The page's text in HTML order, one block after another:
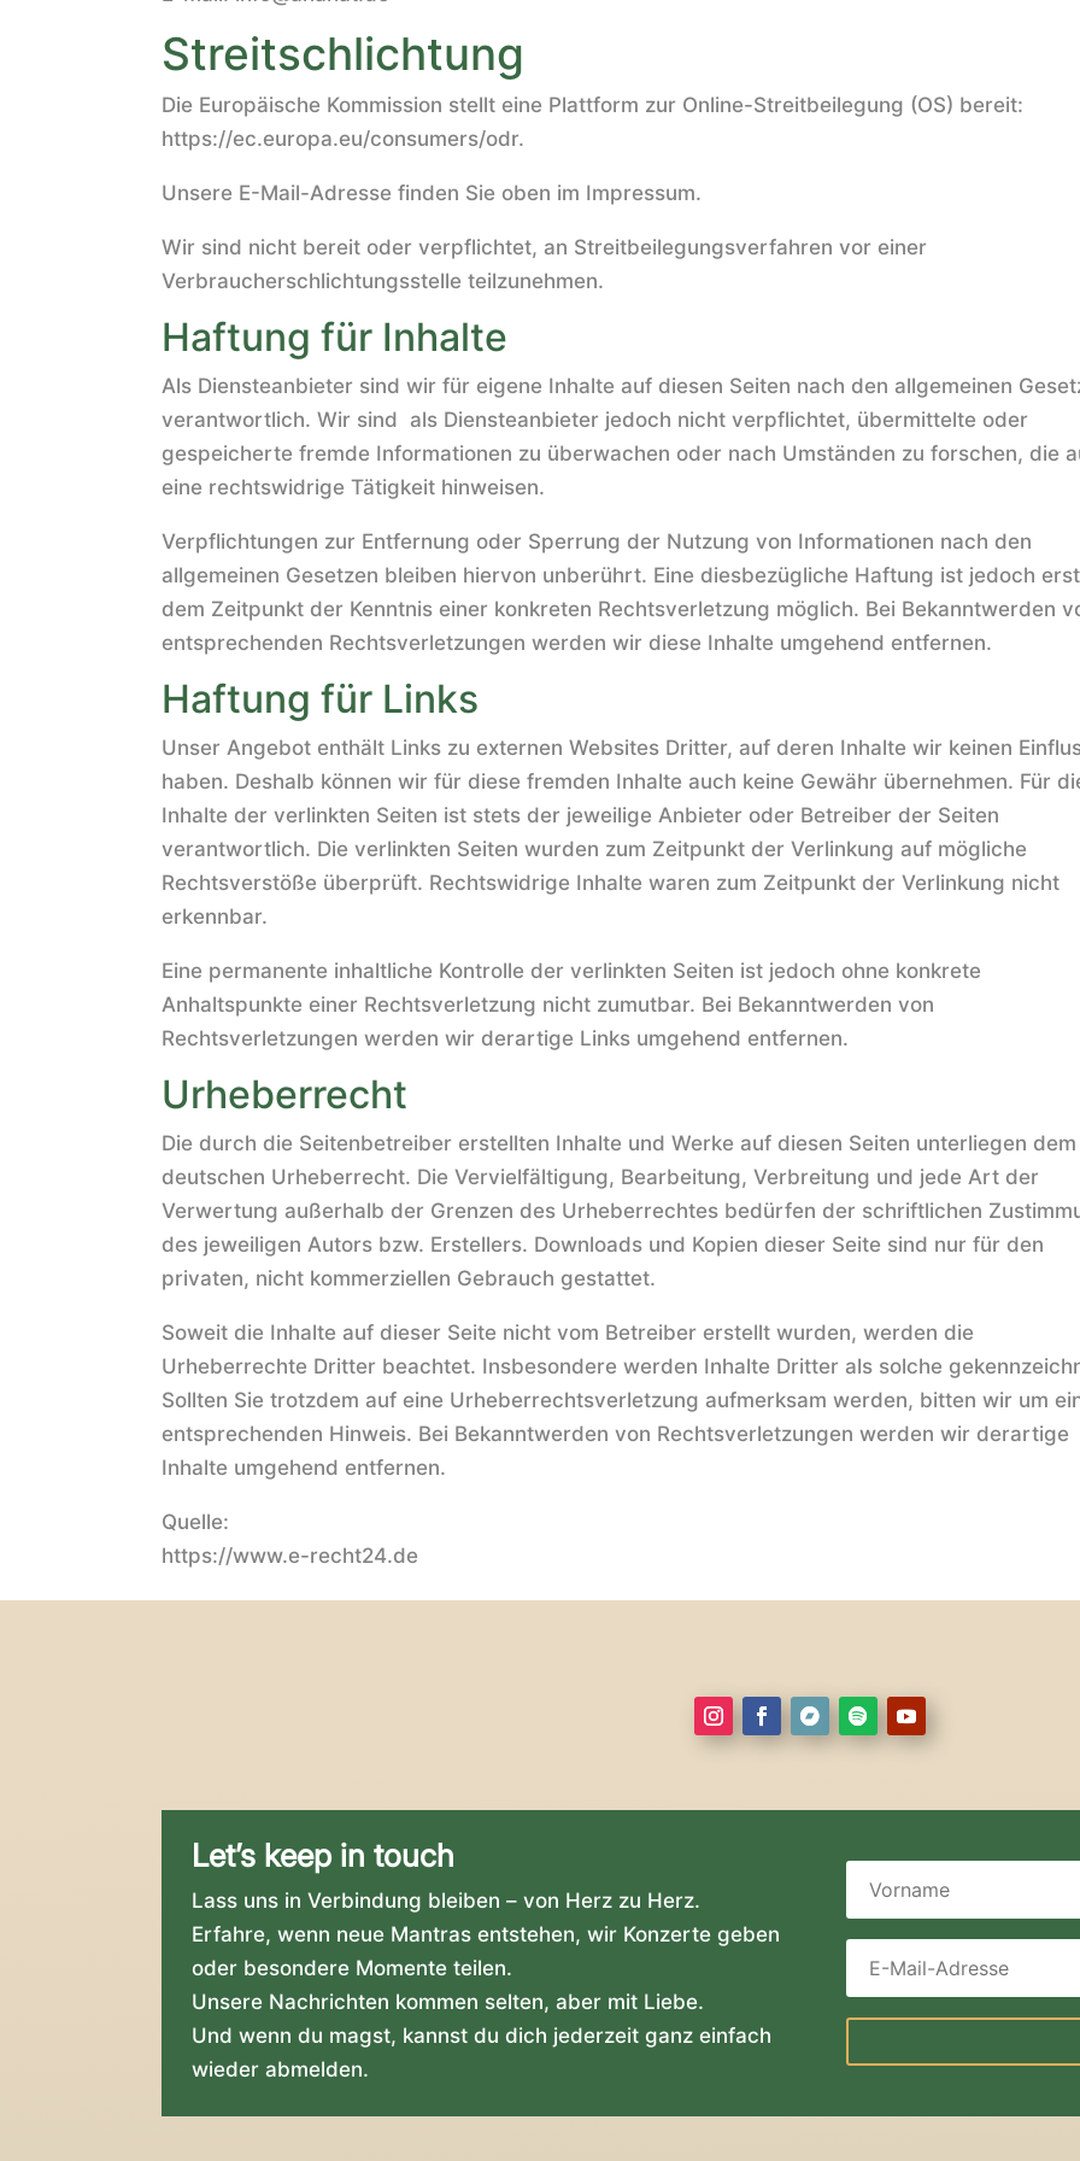
Streitschlichtung
Die Europäische Kommission stellt eine Plattform zur Online-Streitbeilegung (OS) bereit:
https://ec.europa.eu/consumers/odr.
Unsere E-Mail-Adresse finden Sie oben im Impressum.
Wir sind nicht bereit oder verpflichtet, an Streitbeilegungsverfahren vor einer
Verbraucherschlichtungsstelle teilzunehmen.
Haftung für Inhalte
Als Diensteanbieter sind wir für eigene Inhalte auf diesen Seiten nach den allgemeinen
verantwortlich. Wir sind als Diensteanbieter jedoch nicht verpflichtet, übermittelte oder
gespeicherte fremde Informationen zu überwachen oder nach Umständen zu forschen, die
eine rechtswidrige Tätigkeit hinweisen.
Verpflichtungen zur Entfernung oder Sperrung der Nutzung von Informationen nach den
allgemeinen Gesetzen bleiben hiervon unberührt. Eine diesbezügliche Haftung ist jedoch
dem Zeitpunkt der Kenntnis einer konkreten Rechtsverletzung möglich. Bei Bekanntwerden
entsprechenden Rechtsverletzungen werden wir diese Inhalte umgehend entfernen.
Haftung für Links
Unser Angebot enthält Links zu externen Websites Dritter, auf deren Inhalte wir keinen
haben. Deshalb können wir für diese fremden Inhalte auch keine Gewähr übernehmen. Für
Inhalte der verlinkten Seiten ist stets der jeweilige Anbieter oder Betreiber der Seiten
verantwortlich. Die verlinkten Seiten wurden zum Zeitpunkt der Verlinkung auf mögliche
Rechtsverstöße überprüft. Rechtswidrige Inhalte waren zum Zeitpunkt der Verlinkung nicht
erkennbar.
Eine permanente inhaltliche Kontrolle der verlinkten Seiten ist jedoch ohne konkrete
Anhaltspunkte einer Rechtsverletzung nicht zumutbar. Bei Bekanntwerden von
Rechtsverletzungen werden wir derartige Links umgehend entfernen.
Urheberrecht
Die durch die Seitenbetreiber erstellten Inhalte und Werke auf diesen Seiten unterliegen dem
deutschen Urheberrecht. Die Vervielfältigung, Bearbeitung, Verbreitung und jede Art der
Verwertung außerhalb der Grenzen des Urheberrechtes bedürfen der schriftlichen
des jeweiligen Autors bzw. Erstellers. Downloads und Kopien dieser Seite sind nur für den
privaten, nicht kommerziellen Gebrauch gestattet.
Soweit die Inhalte auf dieser Seite nicht vom Betreiber erstellt wurden, werden die
Urheberrechte Dritter beachtet. Insbesondere werden Inhalte Dritter als solche
Sollten Sie trotzdem auf eine Urheberrechtsverletzung aufmerksam werden, bitten wir um
entsprechenden Hinweis. Bei Bekanntwerden von Rechtsverletzungen werden wir derartige
Inhalte umgehend entfernen.
Quelle:
https://www.e-recht24.de
Let’s keep in touch
Lass uns in Verbindung bleiben – von Herz zu Herz.
Erfahre, wenn neue Mantras entstehen, wir Konzerte geben
oder besondere Momente teilen.
Unsere Nachrichten kommen selten, aber mit Liebe.
Und wenn du magst, kannst du dich jederzeit ganz einfach
wieder abmelden.